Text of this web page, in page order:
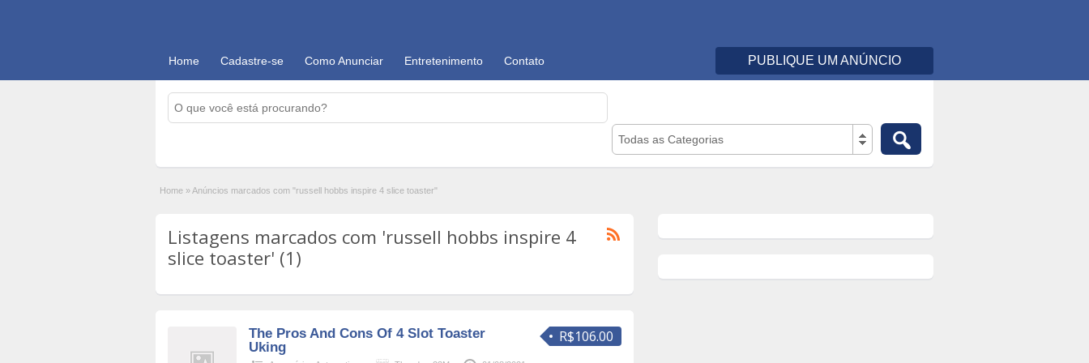
Home Cadastre-se Como Anunciar Entretenimento Contato PUBLIQUE UM ANÚNCIO
Todas as Categorias
Home »Anúncios marcados com "russell hobbs inspire 4 slice toaster"
Listagens marcados com 'russell hobbs inspire 4
slice toaster' (1)
R$106.00
The Pros And Cons Of 4 Slot Toaster
Uking